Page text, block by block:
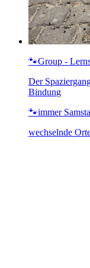
🐾Group -
Der
Bindung
🐾immer
wechselnde